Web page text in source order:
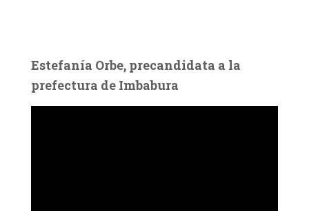
Estefanía Orbe, precandidata a la
prefectura de Imbabura